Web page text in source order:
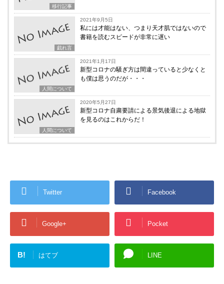
移行記事
戯れ言
2021年9月5日
私には才能はない、つまり天才肌ではないので
書籍を読むスピードが非常に遅い
人間について
2021年1月17日
新型コロナの騒ぎ方は間違っていると少なくと
も僕は思うのだが・・・
人間について
2020年5月27日
新型コロナ自粛要請による景気後退による地獄
を見るのはこれからだ！
Twitter Facebook
Google+ Pocket
B! はてブ LINE